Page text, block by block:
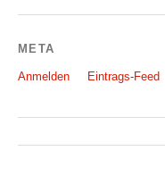
META
Anmelden Eintrags-Feed